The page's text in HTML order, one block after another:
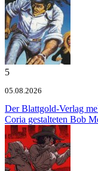
5
05.08.2026
Der Blattgold-Verlag
Coria gestalteten Bob